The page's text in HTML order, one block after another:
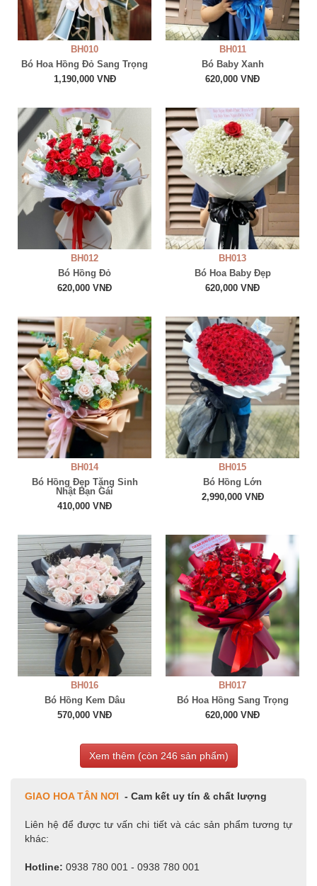
BH010
Bó Hoa Hồng Đỏ Sang Trọng
1,190,000 VNĐ
BH011
Bó Baby Xanh
620,000 VNĐ
BH012
Bó Hồng Đỏ
620,000 VNĐ
BH013
Bó Hoa Baby Đẹp
620,000 VNĐ
BH014
Bó Hồng Đẹp Tặng Sinh
Nhật Bạn Gái
410,000 VNĐ
BH015
Bó Hồng Lớn
2,990,000 VNĐ
BH016
Bó Hồng Kem Dâu
570,000 VNĐ
BH017
Bó Hoa Hồng Sang Trọng
620,000 VNĐ
Xem thêm (còn 246 sản phẩm)
GIAO HOA TÂN NƠI - Cam kết uy tín & chất lượng
Liên hệ để được tư vấn chi tiết và các sản phẩm tương tự
khác:
Hotline: 0938 780 001 - 0938 780 001